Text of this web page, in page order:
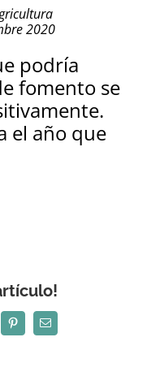
2020
podría
fomento se
el año que
PinterestCorreo
electrónico